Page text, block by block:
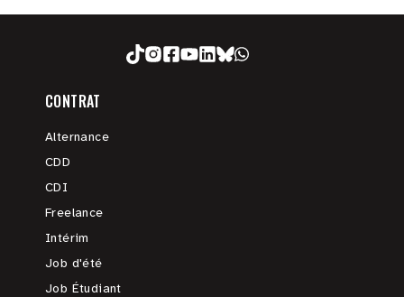
CONTRAT
Alternance
CDD
CDI
Freelance
Intérim
Job d'été
Job Étudiant